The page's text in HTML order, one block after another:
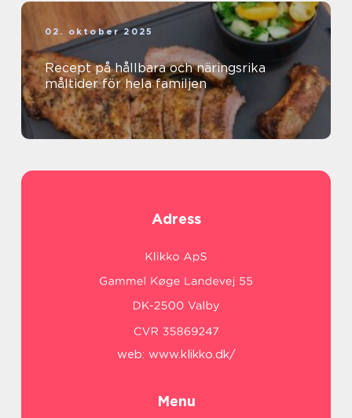
02. oktober 2025
Recept på hållbara och näringsrika
måltider för hela familjen
Adress
web: www.klikko.dk/
Menu